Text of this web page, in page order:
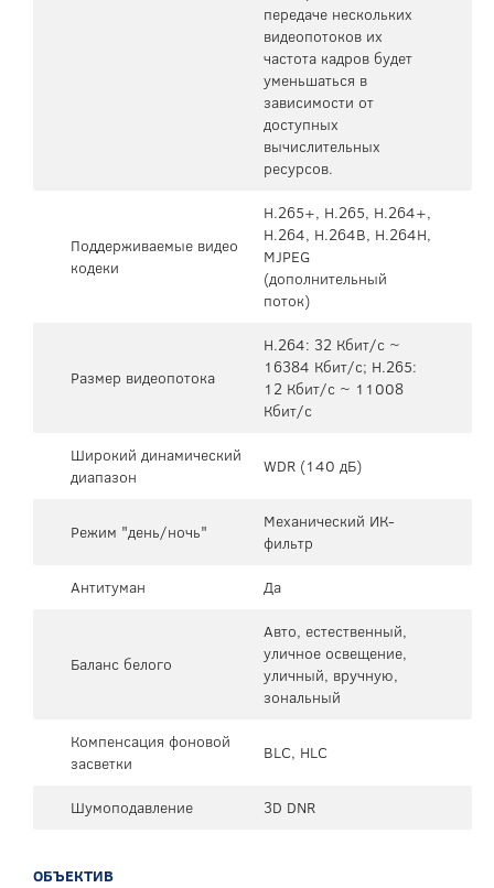
передаче нескольких
видеопотоков их
частота кадров будет
уменьшаться в
зависимости от
доступных
вычислительных
ресурсов.
Поддерживаемые видео
кодеки
H.265+, H.265, H.264+,
H.264, H.264B, H.264H,
MJPEG
(дополнительный
поток)
Размер видеопотока
H.264: 32 Кбит/с ~
16384 Кбит/с; H.265:
12 Кбит/с ~ 11008
Кбит/с
Широкий динамический
диапазон
WDR (140 дБ)
Режим "день/ночь"
Механический ИК-
фильтр
Антитуман
Да
Баланс белого
Авто, естественный,
уличное освещение,
уличный, вручную,
зональный
Компенсация фоновой
засветки
BLC, HLC
Шумоподавление 3D DNR
ОБЪЕКТИВ